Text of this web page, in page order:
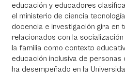
educación y educadores
el ministerio de ciencia
docencia e investigación gira en
relacionados con la
la familia como contexto
educación inclusiva de
ha desempeñado en la